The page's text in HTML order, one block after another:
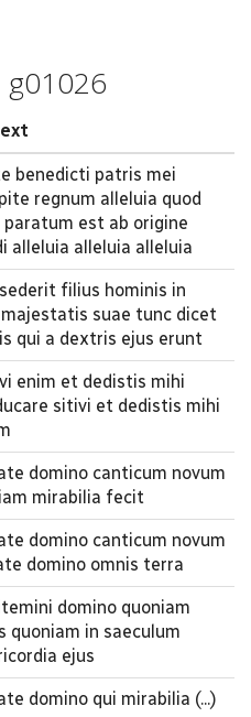
benedicti patris mei
regnum alleluia quod
paratum est ab origine
alleluia alleluia alleluia
filius hominis in
majestatis suae tunc dicet
qui a dextris ejus erunt
enim et dedistis mihi
sitivi et dedistis mihi
domino canticum novum
mirabilia fecit
domino canticum novum
domino omnis terra
domino quoniam
quoniam in saeculum
ejus
domino qui mirabilia (...)